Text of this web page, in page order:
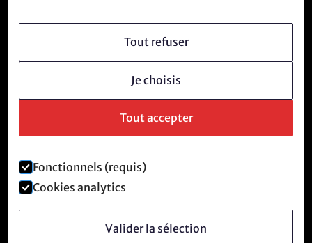
Devenir membre
©
Mentions légales et politique de confidentialité
Tout refuser
Je choisis
Tout accepter
Fonctionnels (requis)
Cookies analytics
Valider la sélection